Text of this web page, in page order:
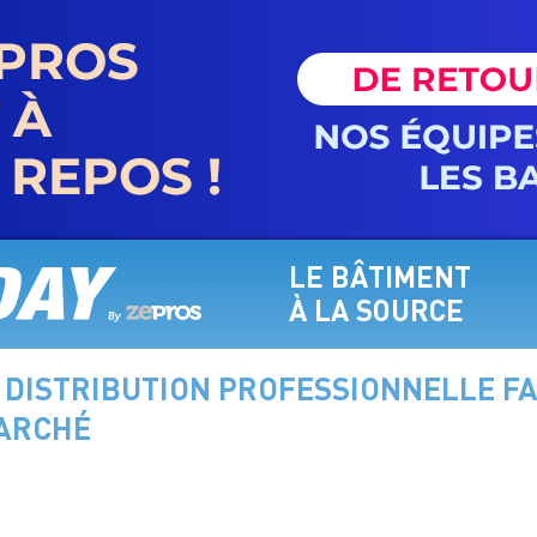
LE BÂTIMENT
À LA SOURCE
DISTRIBUTION PROFESSIONNELLE